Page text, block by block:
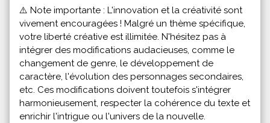
⚠️ Note importante : L'innovation et la créativité sont
vivement encouragées ! Malgré un thème spécifique,
votre liberté créative est illimitée. N'hésitez pas à
intégrer des modifications audacieuses, comme le
changement de genre, le développement de
caractère, l'évolution des personnages secondaires,
etc. Ces modifications doivent toutefois s'intégrer
harmonieusement, respecter la cohérence du texte et
enrichir l'intrigue ou l'univers de la nouvelle.